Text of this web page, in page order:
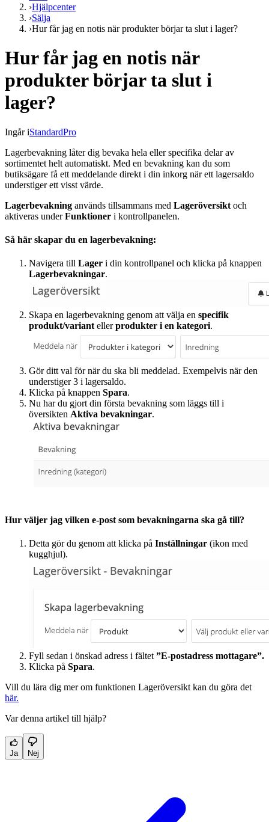
›Hjälpcenter
›Sälja
›Hur får jag en notis när produkter börjar ta slut i lager?
Hur får jag en notis när
produkter börjar ta slut i
lager?
Ingår iStandardPro
Lagerbevakning låter dig bevaka hela eller specifika delar av
sortimentet helt automatiskt. Med en bevakning kan du som
butiksägare få ett meddelande direkt i din inkorg när ett lagersaldo
understiger ett visst värde.
Lagerbevakning används tillsammans med Lageröversikt och
aktiveras underFunktioner i kontrollpanelen.
Så här skapar du en lagerbevakning:
Navigera till Lager i din kontrollpanel och klicka på knappen
Lagerbevakningar.
Skapa en lagerbevakning genom att välja en specifik
produkt/variantellerprodukter i en kategori.
Gör ditt val för när du ska bli meddelad. Exempelvis när den
understiger 3 i lagersaldo.
Klicka på knappen Spara.
Nu har du gjort din första bevakning som läggs till i
översikten Aktiva bevakningar.
Hur väljer jag vilken e-post som bevakningarna ska gå till?
Detta gör du genom att klicka på Inställningar (ikon med
kugghjul).
Fyll sedan i önskad adress i fältet ”E-postadress mottagare”.
Klicka på Spara.
Vill du lära dig mer om funktionen Lageröversikt kan du göra det
här.
Var denna artikel till hjälp?
Ja Nej